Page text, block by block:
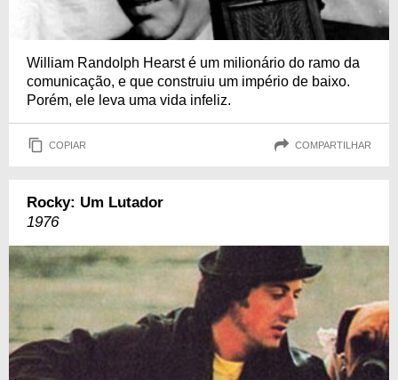
William Randolph Hearst é um milionário do ramo da
comunicação, e que construiu um império de baixo.
Porém, ele leva uma vida infeliz.
COPIAR COMPARTILHAR
Rocky: Um Lutador
1976